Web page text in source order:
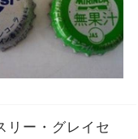
リー・グレイセ